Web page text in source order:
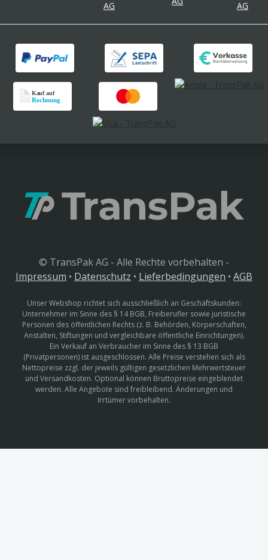
© TransPak AG - Alle Rechte vorbehalten -
Impressum • Datenschutz • Lieferbedingungen • AGB
Unser Webshop richtet sich ausschließlich an Geschäftskunden:
Unternehmer im Sinne des § 14 BGB, Freiberufler sowie juristische
Personen des öffentlichen Rechts (z. B. Behörden, Körperschaften,
Anstalten, Stiftungen und vergleichbare öffentliche Einrichtungen).
Ein Verkauf an Verbraucher im Sinne des § 13 BGB
(Privatpersonen) ist ausgeschlossen. Alle Preise verstehen sich als
Nettopreise zzgl. der jeweils gültigen gesetzlichen Mehrwertsteuer
und Versandkosten. Optional können Bruttopreise eingeblendet
werden. Alle Angebote sind freibleibend. Änderungen und
Irrtümer vorbehalten.